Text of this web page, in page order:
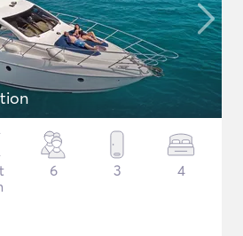
6 3 4